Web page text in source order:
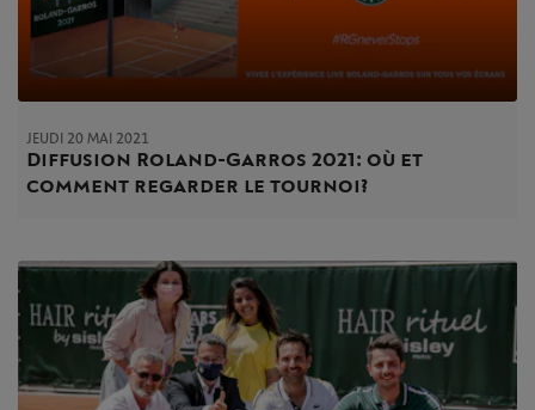
JEUDI 20 MAI 2021
Diffusion Roland-Garros 2021 : où et
comment regarder le tournoi ?